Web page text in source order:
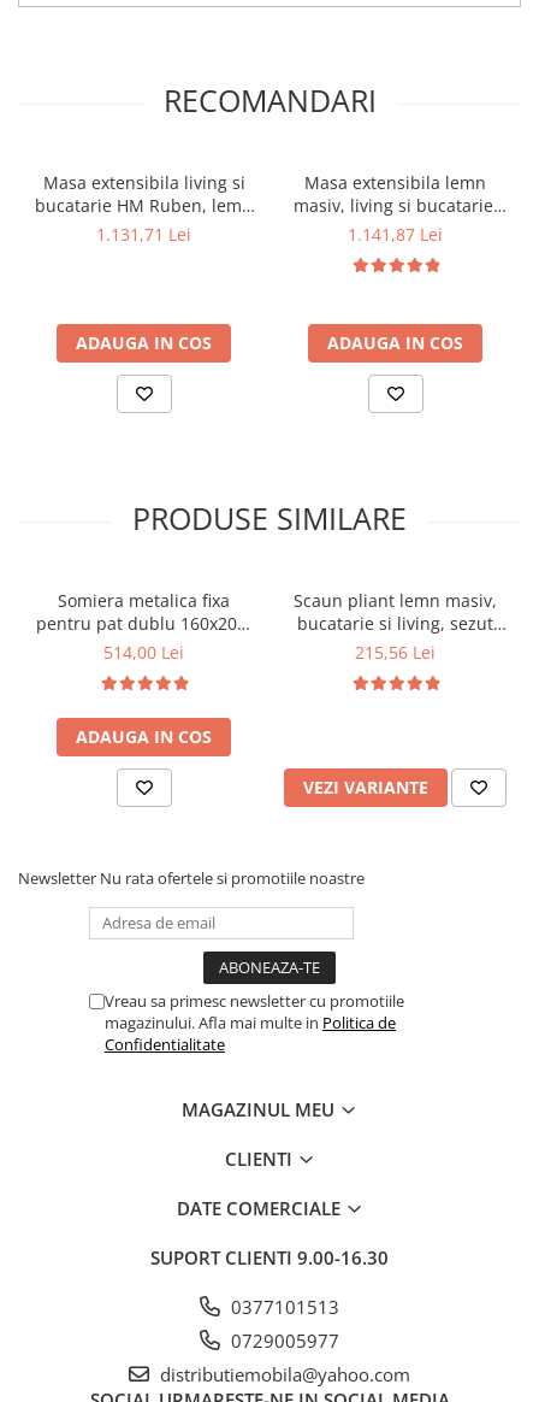
RECOMANDARI
Masa extensibila living si
bucatarie HM Ruben, lemn
masiv, blat MDF, ovala, 6
1.131,71 Lei
ADAUGA IN COS
Masa extensibila lemn
masiv, living si bucatarie,
DM4 Maxima, blat MDF
persoane, 120-150x70x76
1.141,87 Lei
ADAUGA IN COS
PRODUSE SIMILARE
Somiera metalica fixa
pentru pat dublu 160x200,
6 picioare, 32 lamele lemn
saltea ferm, negru
514,00 Lei
ADAUGA IN COS
Scaun pliant lemn masiv,
bucatarie si living, sezut
tapitat cu piele ecologica,
215,56 Lei
VEZI VARIANTE
Newsletter Nu rata ofertele si promotiile noastre
Vreau sa primesc newsletter cu promotiile
magazinului. Afla mai multe in Politica de
Confidentialitate
MAGAZINUL MEU
CLIENTI
DATE COMERCIALE
SUPORT CLIENTI 9.00-16.30
0377101513
0729005977
distributiemobila@yahoo.com